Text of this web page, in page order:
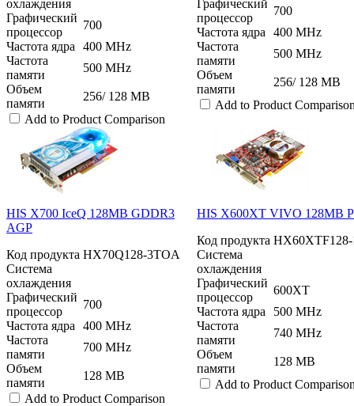
охлаждения
Графический
процессор
700
Частота ядра
400 MHz
Частота
памяти
500 MHz
Объем
памяти
256/ 128 MB
Add to Product Comparison
Графический
процессор
700
Частота ядра
400 MHz
Частота
памяти
500 MHz
Объем
памяти
256/ 128 MB
Add to Product
HIS X700 IceQ 128MB GDDR3
AGP
Код продукта HX70Q128-3TOA
Система
охлаждения
Графический
процессор
700
Частота ядра
400 MHz
Частота
памяти
700 MHz
Объем
памяти
128 MB
Add to Product Comparison
HIS X600XT VIVO 128MB
Код продукта
Система
охлаждения
Графический
процессор
600XT
Частота ядра
500 MHz
Частота
памяти
740 MHz
Объем
памяти
128 MB
Add to Product